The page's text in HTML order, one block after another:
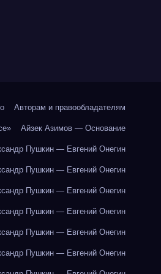
Авторам и правообладателям
Айзек Азимов — Основание
Пушкин — Евгений Онегин
Пушкин — Евгений Онегин
Пушкин — Евгений Онегин
Пушкин — Евгений Онегин
Пушкин — Евгений Онегин
Пушкин — Евгений Онегин